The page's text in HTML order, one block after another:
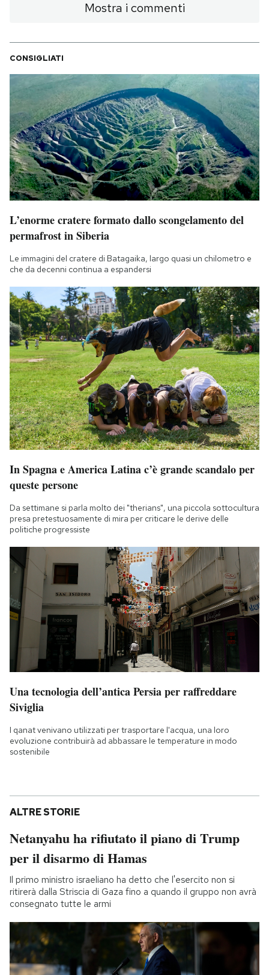
Mostra i commenti
CONSIGLIATI
L’enorme cratere formato dallo scongelamento del
permafrost in Siberia
Le immagini del cratere di Batagaika, largo quasi un chilometro e
che da decenni continua a espandersi
In Spagna e America Latina c’è grande scandalo per
queste persone
Da settimane si parla molto dei "therians", una piccola sottocultura
presa pretestuosamente di mira per criticare le derive delle
politiche progressiste
Una tecnologia dell’antica Persia per raffreddare
Siviglia
I qanat venivano utilizzati per trasportare l'acqua, una loro
evoluzione contribuirà ad abbassare le temperature in modo
sostenibile
ALTRE STORIE
Netanyahu ha rifiutato il piano di Trump
per il disarmo di Hamas
Il primo ministro israeliano ha detto che l'esercito non si
ritirerà dalla Striscia di Gaza fino a quando il gruppo non avrà
consegnato tutte le armi